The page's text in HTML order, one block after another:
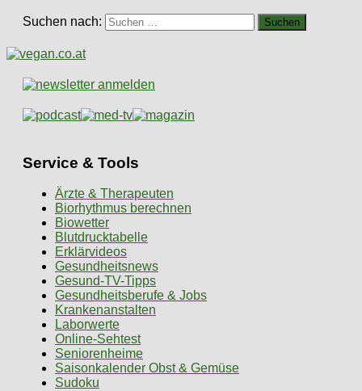
Suchen nach:
Service & Tools
Ärzte & Therapeuten
Biorhythmus berechnen
Biowetter
Blutdrucktabelle
Erklärvideos
Gesundheitsnews
Gesund-TV-Tipps
Gesundheitsberufe & Jobs
Krankenanstalten
Laborwerte
Online-Sehtest
Seniorenheime
Saisonkalender Obst & Gemüse
Sudoku